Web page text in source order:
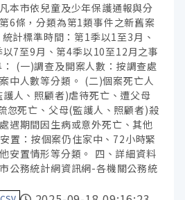
本市依兒童及少年保護通報與分
6條，分類為第1類事件之新舊案
計標準時間：第1季以1至3月、
7至9月、第4季以10至12月之事
(一)調查及開案人數：按調查處
中人數等分類。 (二)個案死亡人
人、照顧者)虐待死亡、遭父母
忽死亡、父母(監護人、照顧者)殺
遇期間因生病或意外死亡、其他
置：按個案仍住家中、72小時緊
安置情形等分類。 四、詳細資料
公務統計網資訊網-各機關公務統